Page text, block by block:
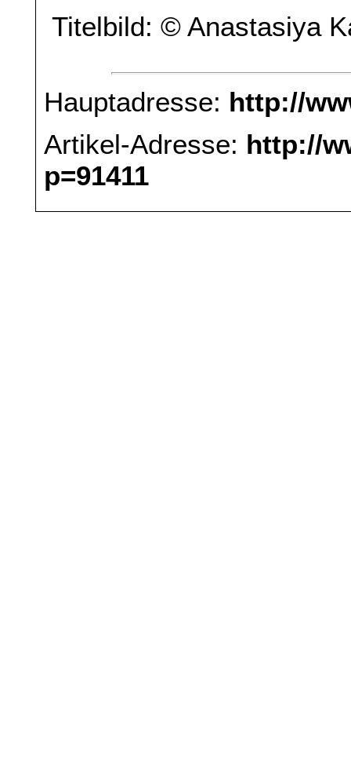
Titelbild: © Anastasiya
Hauptadresse: http://
Artikel-Adresse: http://
p=91411